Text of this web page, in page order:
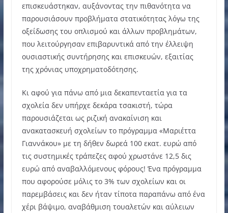
επισκευάστηκαν, αυξάνοντας την πιθανότητα να
παρουσιάσουν προβλήματα στατικότητας λόγω της
οξείδωσης του οπλισμού και άλλων προβλημάτων,
που λειτούργησαν επιβαρυντικά από την έλλειψη
ουσιαστικής συντήρησης και επισκευών, εξαιτίας
της χρόνιας υποχρηματοδότησης.
Κι αφού για πάνω από μια δεκαπενταετία για τα
σχολεία δεν υπήρχε δεκάρα τσακιστή, τώρα
παρουσιάζεται ως ριζική ανακαίνιση και
ανακατασκευή σχολείων το πρόγραμμα «Μαριέττα
Γιαννάκου» με τη δήθεν δωρεά 100 εκατ. ευρώ από
τις συστημικές τράπεζες αφού χρωστάνε 12,5 δις
ευρώ από αναβαλλόμενους φόρους! Ένα πρόγραμμα
που αφορούσε μόλις το 3% των σχολείων και οι
παρεμβάσεις και δεν ήταν τίποτα παραπάνω από ένα
χέρι βάψιμο, αναβάθμιση τουαλετών και αύλειων